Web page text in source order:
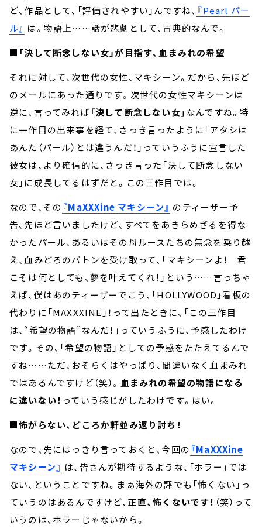
ど、作品として、「評価されやすい」んですね、 『Pearl パー
ル』 は。物語上……話が悲劇として、古典的なんで。
■「決して断念しない女」が目指す、血まみれの希望
それに対して、次世代の女性、マキシーン。だから、先ほど
のメールにあった通りです。次世代の女性マキシーンは
逆に、言ってみれば 「決して断念しない女」 なんですね。特
に一作目の出来事を経て、さっき言ったように「アタシは
あんた（パール）とは違うんだ！」っていうふうに宣言した
彼女は、より確信的に、さっき言った「決して断念しない
女」に成長してるはずだと。この三作目では。
なので、その 『MaXXXine マキシーン』 のティーザー予
告、先ほど言いましたけど、すべてをあきらめざるを得な
かったパール、あるいはその母ルースたちの無念を乗り越
え、血みどろのバトンを受け取って、「マキシーンよ！ 君
こそは何としても、夢を叶えてくれ！」という……言っちゃ
えば、僕はあのティーザーでこう、「HOLLYWOOD」看板の
代わりに「MAXXXINE」！って出たときに、「この三作目
は、“希望の物語”なんだ！」っていうふうに、予感したわけ
です。その、「希望の物語」としての予感をたたえてるんで
すね……ただ、おそらくはやっぱり、間違いなく血まみれ
ではあるんですけど（笑）。 血まみれの希望の物語になる
に違いない！ っていう感じがしたわけです。はい。
■怖がらない、どころか軒並み返り討ち！
なので、先にはっきり言っておくと、今回の 『MaXXXine
マキシーン』 は、皆さんが期待するような、「ホラー」では
ない、ということですね。まぁ海外の評でも「怖くない」っ
ていうのはあるんですけど、 正直、怖くないです！ （笑）って
いうのは、ホラーじゃないから。